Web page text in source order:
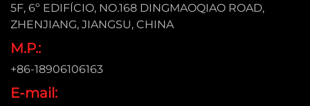
5F, 6º EDIFÍCIO, NO.168 DINGMAOQIAO ROAD,
ZHENJIANG, JIANGSU, CHINA
M.P.:
+86-18906106163
E-mail: